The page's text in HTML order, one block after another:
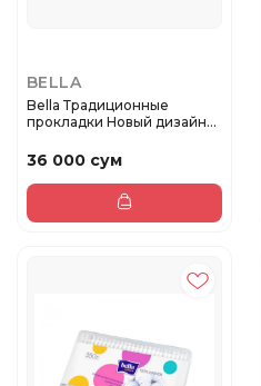
BELLA
Bella Традиционные
прокладки Новый дизайн
36 000 сум